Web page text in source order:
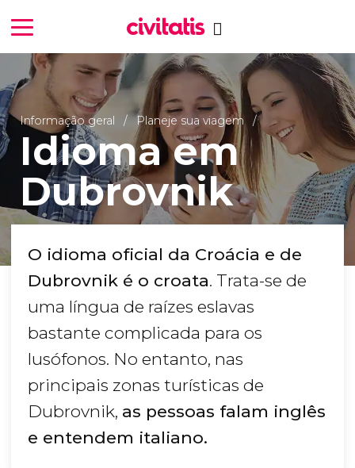
Informação geral Planeje sua viagem
Idioma em
Dubrovnik
O idioma oficial da Croácia e de
Dubrovnik é o croata. Trata-se de
uma língua de raízes eslavas
bastante complicada para os
lusófonos. No entanto, nas
principais zonas turísticas de
Dubrovnik, as pessoas falam inglês
e entendem italiano.